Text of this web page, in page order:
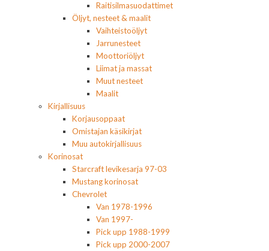
Raitisilmasuodattimet
Öljyt, nesteet & maalit
Vaihteistoöljyt
Jarrunesteet
Moottoriöljyt
Liimat ja massat
Muut nesteet
Maalit
Kirjallisuus
Korjausoppaat
Omistajan käsikirjat
Muu autokirjallisuus
Korinosat
Starcraft levikesarja 97-03
Mustang korinosat
Chevrolet
Van 1978-1996
Van 1997-
Pick upp 1988-1999
Pick upp 2000-2007